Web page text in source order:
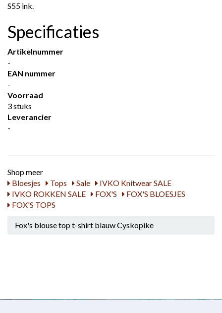
S55 ink.
Specificaties
Artikelnummer
-
EAN nummer
-
Voorraad
3 stuks
Leverancier
-
Shop meer
Bloesjes
Tops Sale
IVKO Knitwear SALE
IVKO ROKKEN SALE
FOX'S
FOX'S BLOESJES
FOX'S TOPS
Fox's blouse top t-shirt blauw Cyskopike